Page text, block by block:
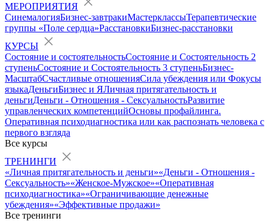
МЕРОПРИЯТИЯ
СинемалогияБизнес-завтракиМастерклассыТерапевтические
группы «Поле сердца»РасстановкиБизнес-расстановки
КУРСЫ
Состояние и состоятельностьСостояние и Состоятельность 2
ступеньСостояние и Состоятельность 3 ступеньБизнес-
МасштабСчастливые отношенияСила убеждения или Фокусы
языкаДеньгиБизнес и ЯЛичная притягательность и
деньгиДеньги - Отношения - СексуальностьРазвитие
управленческих компетенцийОсновы профайлинга.
Оперативная психодиагностика или как распознать человека с
первого взгляда
Все курсы
ТРЕНИНГИ
«Личная притягательность и деньги»«Деньги - Отношения -
Сексуальность»«Женское-Мужское»«Оперативная
психодиагностика»«Ограничивающие денежные
убеждения»«Эффективные продажи»
Все тренинги